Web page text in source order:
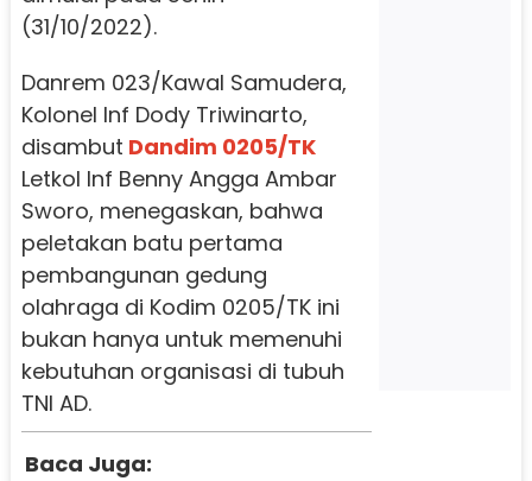
(31/10/2022).
Danrem 023/Kawal Samudera,
Kolonel Inf Dody Triwinarto,
disambut Dandim 0205/TK
Letkol Inf Benny Angga Ambar
Sworo, menegaskan, bahwa
peletakan batu pertama
pembangunan gedung
olahraga di Kodim 0205/TK ini
bukan hanya untuk memenuhi
kebutuhan organisasi di tubuh
TNI AD.
Baca Juga: